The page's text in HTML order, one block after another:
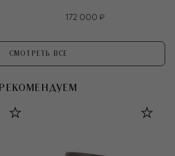
172 000 ₽
СМОТРЕТЬ ВСЕ
РЕКОМЕНДУЕМ